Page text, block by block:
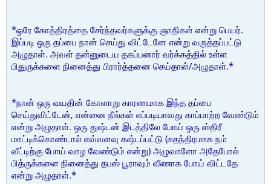
*ஒரே கோத்திரத்தை சேர்ந்தவர்களுக்கு ஞாதிகள் என்று பெயர்.
இப்படி ஒரு தப்பை நான் செய்து விட்டேனே என்று வருத்தப்பட்டு
அழுதாள். அவள் தன்னுடைய தகப்பனார் வர்க்கத்தில் உள்ள
பிதுருக்களை நினைத்து பிரார்த்தனை செய்தாள்/அழுதாள்.*
*நான் ஒரு வயதின் கோளாறு காரணமாக இந்த தப்பை
செய்துவிட்டேன், என்னை நீங்கள் எப்படியாவது காப்பாற்ற வேண்டும்
என்று அழுதாள். ஒரு துஷ்டன் இடத்திலே போய் ஒரு ஸ்திரீ
மாட்டிக்கொண்டால் எவ்வளவு கஷ்டப்பட்டு (சுதந்திரமாக நம்
வீட்டிற்கு போய் வாழ வேண்டும் என்று) அழுவாளோ அதேபோல்
பித்ருக்களை நினைத்து தபஸ் பூராவும் வீணாக போய் விட்டதே
என்று அழுதாள்.*